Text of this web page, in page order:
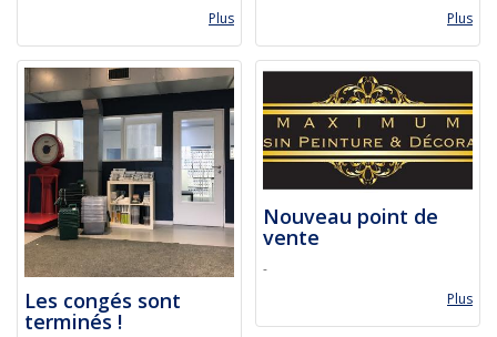
Plus
Plus
Les congés sont
terminés !
Nouveau point de
vente
-
Plus